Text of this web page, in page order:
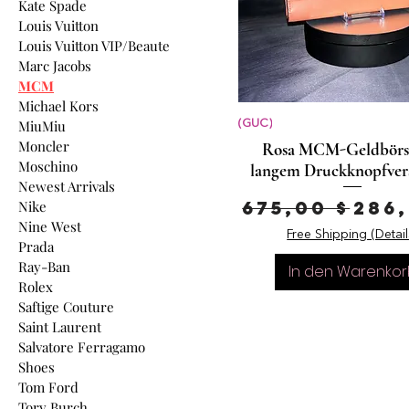
Kate Spade
Louis Vuitton
Louis Vuitton VIP/Beaute
Marc Jacobs
MCM
Michael Kors
MiuMiu
Moncler
Moschino
Newest Arrivals
Nike
Nine West
Prada
Ray-Ban
Rolex
Saftige Couture
Saint Laurent
Salvatore Ferragamo
Shoes
Tom Ford
(GUC)
Rosa MCM-
langem
675,00 $
Free Shipping
In den